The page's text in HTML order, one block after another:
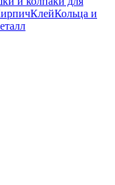
КлейКольца и